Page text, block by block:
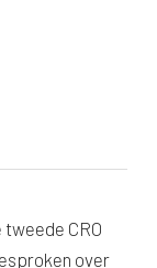
CRO
over